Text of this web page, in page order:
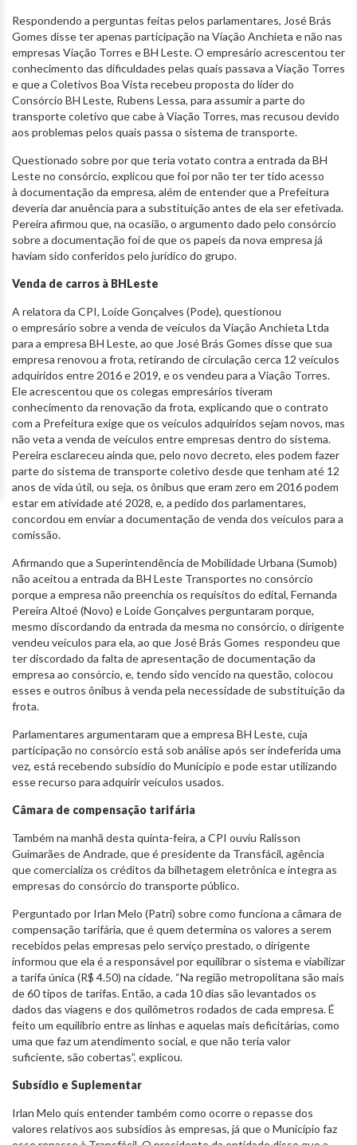
Respondendo a perguntas feitas pelos parlamentares, José Brás
Gomes disse ter apenas participação na Viação Anchieta e não nas
empresas Viação Torres e BH Leste. O empresário acrescentou ter
conhecimento das dificuldades pelas quais passava a Viação Torres
e que a Coletivos Boa Vista recebeu proposta do líder do
Consórcio BH Leste, Rubens Lessa, para assumir a parte do
transporte coletivo que cabe à Viação Torres, mas recusou devido
aos problemas pelos quais passa o sistema de transporte.
Questionado sobre por que teria votato contra a entrada da BH
Leste no consórcio, explicou que foi por não ter ter tido acesso
à documentação da empresa, além de entender que a Prefeitura
deveria dar anuência para a substituição antes de ela ser efetivada.
Pereira afirmou que, na ocasião, o argumento dado pelo consórcio
sobre a documentação foi de que os papeis da nova empresa já
haviam sido conferidos pelo jurídico do grupo.
Venda de carros à BHLeste
A relatora da CPI, Loíde Gonçalves (Pode), questionou
o empresário sobre a venda de veículos da Viação Anchieta Ltda
para a empresa BH Leste, ao que José Brás Gomes disse que sua
empresa renovou a frota, retirando de circulação cerca 12 veículos
adquiridos entre 2016 e 2019, e os vendeu para a Viação Torres.
Ele acrescentou que os colegas empresários tiveram
conhecimento da renovação da frota, explicando que o contrato
com a Prefeitura exige que os veículos adquiridos sejam novos, mas
não veta a venda de veículos entre empresas dentro do sistema.
Pereira esclareceu ainda que, pelo novo decreto, eles podem fazer
parte do sistema de transporte coletivo desde que tenham até 12
anos de vida útil, ou seja, os ônibus que eram zero em 2016 podem
estar em atividade até 2028, e, a pedido dos parlamentares,
concordou em enviar a documentação de venda dos veículos para a
comissão.
Afirmando que a Superintendência de Mobilidade Urbana (Sumob)
não aceitou a entrada da BH Leste Transportes no consórcio
porque a empresa não preenchia os requisitos do edital, Fernanda
Pereira Altoé (Novo) e Loíde Gonçalves perguntaram porque,
mesmo discordando da entrada da mesma no consórcio, o dirigente
vendeu veículos para ela, ao que José Brás Gomes respondeu que
ter discordado da falta de apresentação de documentação da
empresa ao consórcio, e, tendo sido vencido na questão, colocou
esses e outros ônibus à venda pela necessidade de substituição da
frota.
Parlamentares argumentaram que a empresa BH Leste, cuja
participação no consórcio está sob análise após ser indeferida uma
vez, está recebendo subsídio do Município e pode estar utilizando
esse recurso para adquirir veículos usados.
Câmara de compensação tarifária
Também na manhã desta quinta-feira, a CPI ouviu Ralisson
Guimarães de Andrade, que é presidente da Transfácil, agência
que comercializa os créditos da bilhetagem eletrônica e integra as
empresas do consórcio do transporte público.
Perguntado por Irlan Melo (Patri) sobre como funciona a câmara de
compensação tarifária, que é quem determina os valores a serem
recebidos pelas empresas pelo serviço prestado, o dirigente
informou que ela é a responsável por equilibrar o sistema e viabilizar
a tarifa única (R$ 4.50) na cidade. “Na região metropolitana são mais
de 60 tipos de tarifas. Então, a cada 10 dias são levantados os
dados das viagens e dos quilômetros rodados de cada empresa. É
feito um equilíbrio entre as linhas e aquelas mais deficitárias, como
uma que faz um atendimento social, e que não teria valor
suficiente, são cobertas”, explicou.
Subsídio e Suplementar
Irlan Melo quis entender também como ocorre o repasse dos
valores relativos aos subsídios às empresas, já que o Município faz